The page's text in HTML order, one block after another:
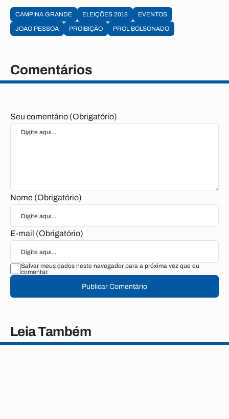
CAMPINA GRANDE ELEIÇÕES 2018
EVENTOS
JOAO PESSOA
PROIBIÇÃO PROL BOLSONADO
Comentários
Seu comentário (Obrigatório)
Nome (Obrigatório)
E-mail (Obrigatório)
Salvar meus dados neste navegador para a próxima vez que eu
comentar.
Publicar Comentário
Leia Também